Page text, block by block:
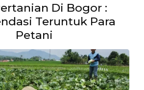
Di Bogor :
Teruntuk Para
Petani